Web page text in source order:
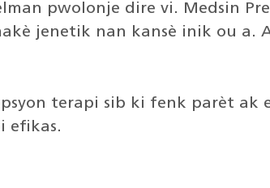
pwolonje dire vi. Medsin
jenetik nan kansè inik ou a.
terapi sib ki fenk parèt
efikas.